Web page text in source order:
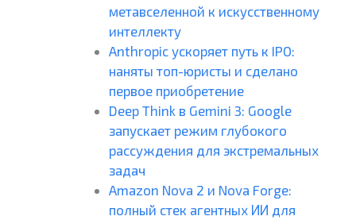
метавселенной к искусственному
интеллекту
Anthropic ускоряет путь к IPO:
наняты топ-юристы и сделано
первое приобретение
Deep Think в Gemini 3: Google
запускает режим глубокого
рассуждения для экстремальных
задач
Amazon Nova 2 и Nova Forge:
полный стек агентных ИИ для